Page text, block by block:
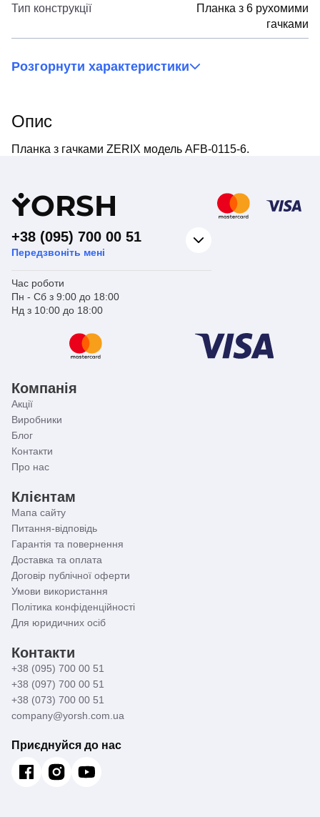
Тип конструкції
Планка з 6 рухомими
гачками
Розгорнути характеристики
Опис
Планка з гачками ZERIX модель AFB-0115-6.
YORSH
+38 (095) 700 00 51
Передзвоніть мені
Час роботи
Пн - Сб з 9:00 до 18:00
Нд з 10:00 до 18:00
Компанія
Акції
Виробники
Блог
Контакти
Про нас
Клієнтам
Мапа сайту
Питання-відповідь
Гарантія та повернення
Доставка та оплата
Договір публічної оферти
Умови використання
Політика конфіденційності
Для юридичних осіб
Контакти
+38 (095) 700 00 51
+38 (097) 700 00 51
+38 (073) 700 00 51
company@yorsh.com.ua
Приєднуйся до нас